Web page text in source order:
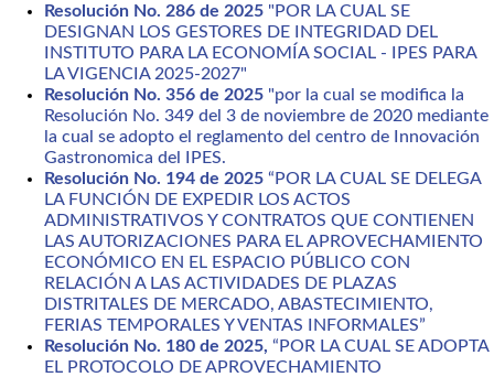
Resolución No. 286 de 2025 "POR LA CUAL SE
DESIGNAN LOS GESTORES DE INTEGRIDAD DEL
INSTITUTO PARA LA ECONOMÍA SOCIAL - IPES PARA
LA VIGENCIA 2025-2027"
Resolución No. 356 de 2025 "por la cual se modifica la
Resolución No. 349 del 3 de noviembre de 2020 mediante
la cual se adopto el reglamento del centro de Innovación
Gastronomica del IPES.
Resolución No. 194 de 2025 “POR LA CUAL SE DELEGA
LA FUNCIÓN DE EXPEDIR LOS ACTOS
ADMINISTRATIVOS Y CONTRATOS QUE CONTIENEN
LAS AUTORIZACIONES PARA EL APROVECHAMIENTO
ECONÓMICO EN EL ESPACIO PÚBLICO CON
RELACIÓN A LAS ACTIVIDADES DE PLAZAS
DISTRITALES DE MERCADO, ABASTECIMIENTO,
FERIAS TEMPORALES Y VENTAS INFORMALES”
Resolución No. 180 de 2025, “POR LA CUAL SE ADOPTA
EL PROTOCOLO DE APROVECHAMIENTO